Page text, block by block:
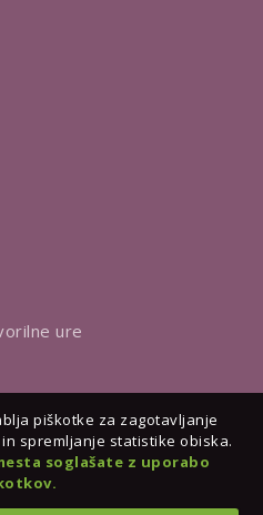
ure
piškotke za zagotavljanje
spremljanje statistike obiska.
soglašate z uporabo